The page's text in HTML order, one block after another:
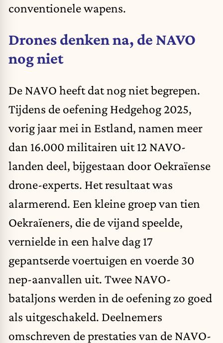
conventionele wapens.
Drones denken na, de NAVO
nog niet
De NAVO heeft dat nog niet begrepen.
Tijdens de oefening Hedgehog 2025,
vorig jaar mei in Estland, namen meer
dan 16.000 militairen uit 12 NAVO-
landen deel, bijgestaan door Oekraïense
drone-experts. Het resultaat was
alarmerend. Een kleine groep van tien
Oekraïeners, die de vijand speelde,
vernielde in een halve dag 17
gepantserde voertuigen en voerde 30
nep-aanvallen uit. Twee NAVO-
bataljons werden in de oefening zo goed
als uitgeschakeld. Deelnemers
omschreven de prestaties van de NAVO-